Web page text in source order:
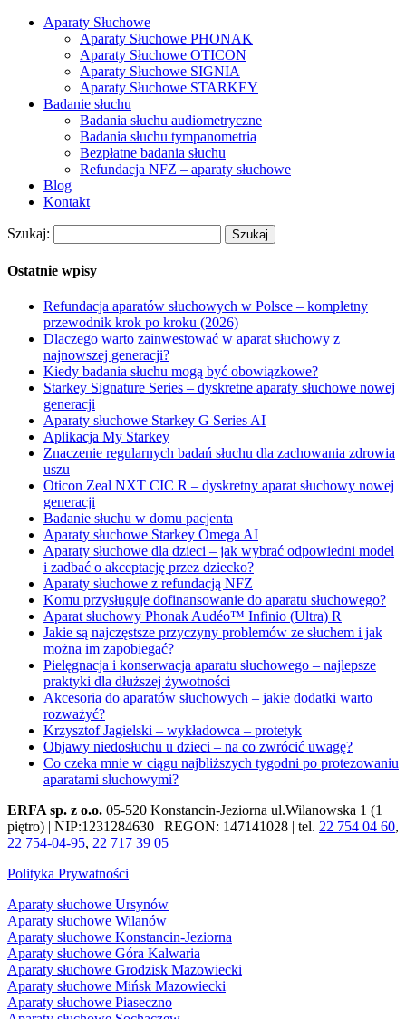
Aparaty Słuchowe
Aparaty Słuchowe PHONAK
Aparaty Słuchowe OTICON
Aparaty Słuchowe SIGNIA
Aparaty Słuchowe STARKEY
Badanie słuchu
Badania słuchu audiometryczne
Badania słuchu tympanometria
Bezpłatne badania słuchu
Refundacja NFZ – aparaty słuchowe
Blog
Kontakt
Szukaj:
Ostatnie wpisy
Refundacja aparatów słuchowych w Polsce – kompletny
przewodnik krok po kroku (2026)
Dlaczego warto zainwestować w aparat słuchowy z
najnowszej generacji?
Kiedy badania słuchu mogą być obowiązkowe?
Starkey Signature Series – dyskretne aparaty słuchowe nowej
generacji
Aparaty słuchowe Starkey G Series AI
Aplikacja My Starkey
Znaczenie regularnych badań słuchu dla zachowania zdrowia
uszu
Oticon Zeal NXT CIC R – dyskretny aparat słuchowy nowej
generacji
Badanie słuchu w domu pacjenta
Aparaty słuchowe Starkey Omega AI
Aparaty słuchowe dla dzieci – jak wybrać odpowiedni model
i zadbać o akceptację przez dziecko?
Aparaty słuchowe z refundacją NFZ
Komu przysługuje dofinansowanie do aparatu słuchowego?
Aparat słuchowy Phonak Audéo™ Infinio (Ultra) R
Jakie są najczęstsze przyczyny problemów ze słuchem i jak
można im zapobiegać?
Pielęgnacja i konserwacja aparatu słuchowego – najlepsze
praktyki dla dłuższej żywotności
Akcesoria do aparatów słuchowych – jakie dodatki warto
rozważyć?
Krzysztof Jagielski – wykładowca – protetyk
Objawy niedosłuchu u dzieci – na co zwrócić uwagę?
Co czeka mnie w ciągu najbliższych tygodni po protezowaniu
aparatami słuchowymi?
ERFA sp. z o.o. 05-520 Konstancin-Jeziorna ul.Wilanowska 1 (1
piętro) | NIP:1231284630 | REGON: 147141028 | tel. 22 754 04 60,
22 754-04-95, 22 717 39 05
Polityka Prywatności
Aparaty słuchowe Ursynów
Aparaty słuchowe Wilanów
Aparaty słuchowe Konstancin-Jeziorna
Aparaty słuchowe Góra Kalwaria
Aparaty słuchowe Grodzisk Mazowiecki
Aparaty słuchowe Mińsk Mazowiecki
Aparaty słuchowe Piaseczno